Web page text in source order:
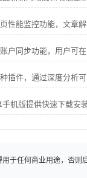
于任何商业用途，否则